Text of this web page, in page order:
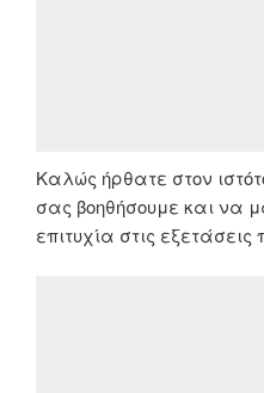
Καλώς ήρθατε στον
σας βοηθήσουμε και να
επιτυχία στις εξετάσεις